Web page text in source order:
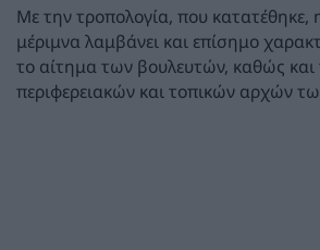
Με την τροπολογία, που κατατέθηκε,
μέριμνα λαμβάνει και επίσημο
το αίτημα των βουλευτών, καθώς
περιφερειακών και τοπικών αρχών